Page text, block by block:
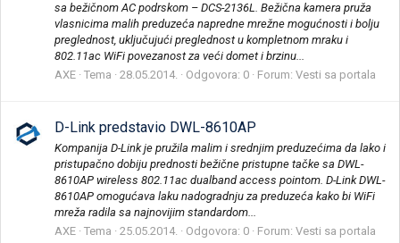
sa bežičnom AC podrskom – DCS-2136L. Bežična kamera pruža
vlasnicima malih preduzeća napredne mrežne mogućnosti i bolju
preglednost, uključujući preglednost u kompletnom mraku i
802.11ac WiFi povezanost za veći domet i brzinu...
AXE Tema 28.05.2014. Odgovora: 0 Forum: Vesti sa portala
D-Link predstavio DWL-8610AP
Kompanija D-Link je pružila malim i srednjim preduzećima da lako i
pristupačno dobiju prednosti bežične pristupne tačke sa DWL-
8610AP wireless 802.11ac dualband access pointom. D-Link DWL-
8610AP omogućava laku nadogradnju za preduzeća kako bi WiFi
mreža radila sa najnovijim standardom...
AXE Tema 25.05.2014. Odgovora: 0 Forum: Vesti sa portala